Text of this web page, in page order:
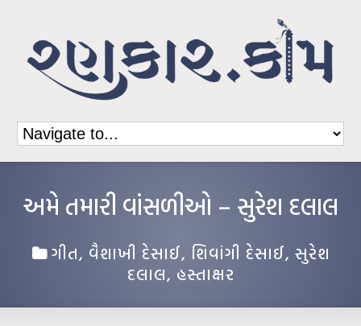
અમે તમારી વાંસળીઓ – સુરેશ દલાલ
ગીત, વૈશાખી દેસાઈ, શિવાંગી દેસાઈ, સુરેશ
દલાલ, હસ્તાક્ષર